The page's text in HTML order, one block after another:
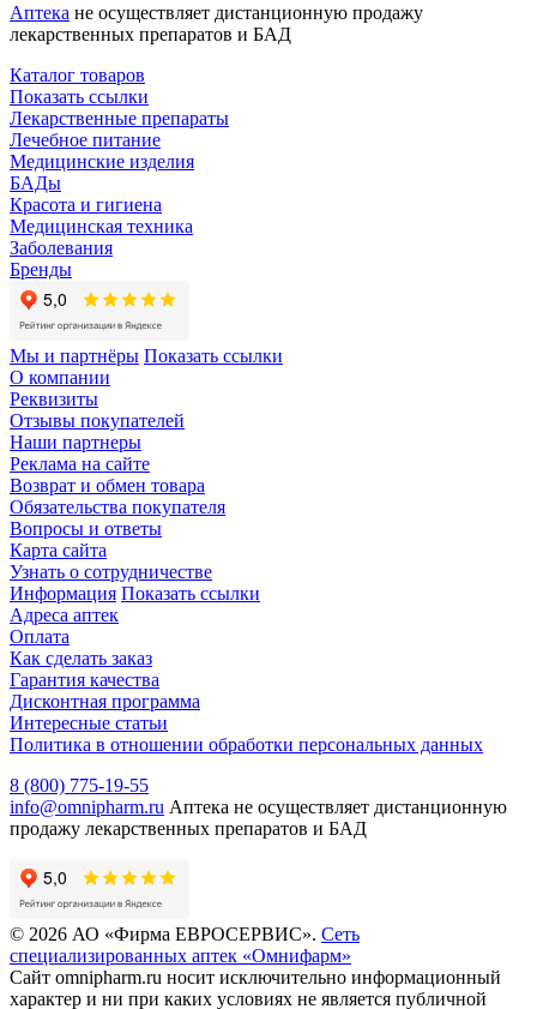
Аптека не осуществляет дистанционную продажу
лекарственных препаратов и БАД
Каталог товаров
Показать ссылки
Лекарственные препараты
Лечебное питание
Медицинские изделия
БАДы
Красота и гигиена
Медицинская техника
Заболевания
Бренды
Мы и партнёры Показать ссылки
О компании
Реквизиты
Отзывы покупателей
Наши партнеры
Реклама на сайте
Возврат и обмен товара
Обязательства покупателя
Вопросы и ответы
Карта сайта
Узнать о сотрудничестве
Информация Показать ссылки
Адреса аптек
Оплата
Как сделать заказ
Гарантия качества
Дисконтная программа
Интересные статьи
Политика в отношении обработки персональных данных
8 (800) 775-19-55
info@omnipharm.ru Аптека не осуществляет дистанционную
продажу лекарственных препаратов и БАД
© 2026 АО «Фирма ЕВРОСЕРВИС». Сеть
специализированных аптек «Омнифарм»
Сайт omnipharm.ru носит исключительно информационный
характер и ни при каких условиях не является публичной